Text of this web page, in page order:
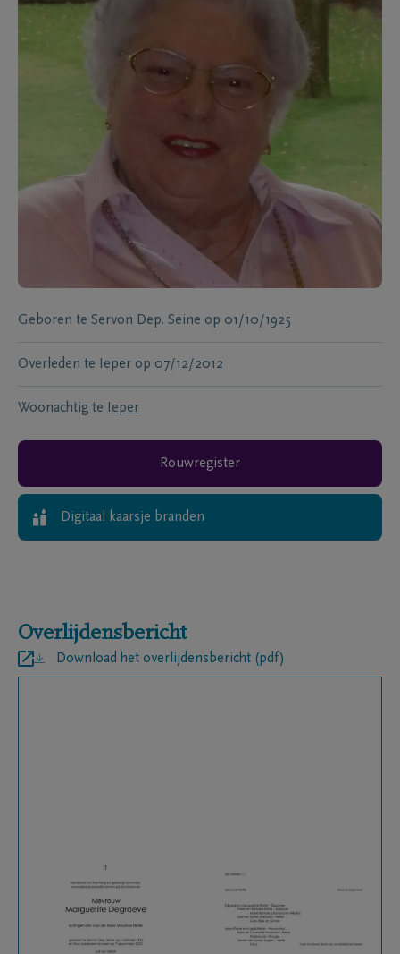
Geboren te Servon Dep. Seine op 01/10/1925
Overleden te Ieper op 07/12/2012
Woonachtig te Ieper
Rouwregister
Digitaal kaarsje branden
Overlijdensbericht
Download het overlijdensbericht (pdf)